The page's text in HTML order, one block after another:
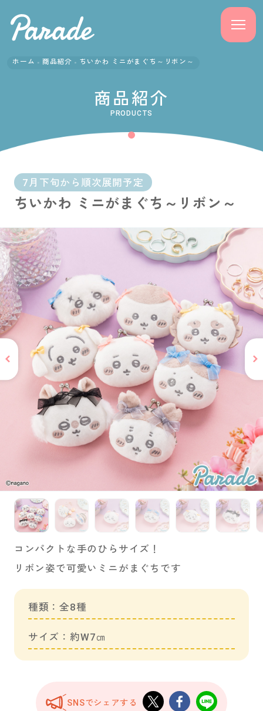
よくある質問
会社概要
採用情報
サポート
お問い合わせ
PRIZE 公式 X
PRIZE 公式 Instagram
CAPSULE TOY 公式 X
CAPSULE TOY 公式 Instagram
プライバシーポリシー
ホーム 商品紹介 ちいかわ ミニがまぐち～リボン～
商品紹介
PRODUCTS
7月下旬から順次展開予定
ちいかわ ミニがまぐち～リボン～
コンパクトな手のひらサイズ！
リボン姿で可愛いミニがまぐちです
種類：全8種
サイズ：約W7㎝
SNSでシェアする